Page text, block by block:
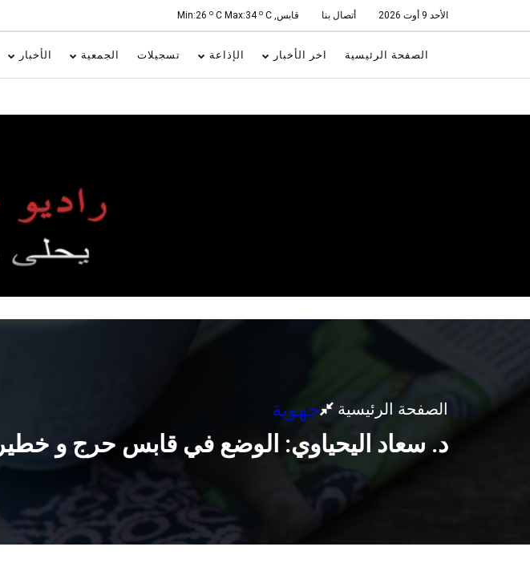
الأحد 9 أوت 2026 أتصال بنا قابس, Min:26 o C Max:34 o C
الصفحة الرئيسية اخر الأخبار الإذاعة تسجيلات الجمعية الأخبار
الصفحة الرئيسية جهوية
د. سعاد اليحياوي: الوضع في قابس حرج و خطير